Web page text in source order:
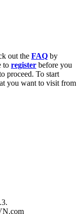
out the FAQ by
to register before you
proceed. To start
you want to visit from